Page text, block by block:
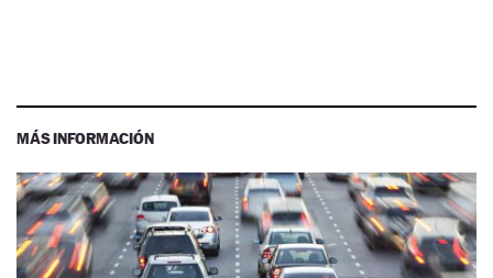
MÁS INFORMACIÓN